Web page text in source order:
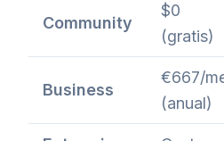
Community
$0
(gratis)
Business
€667/
(anual)